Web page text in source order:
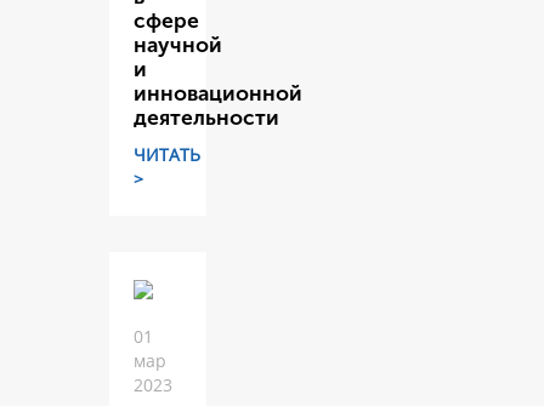
сфере
научной
и
инновационной
деятельности
ЧИТАТЬ
>
01
мар
2023